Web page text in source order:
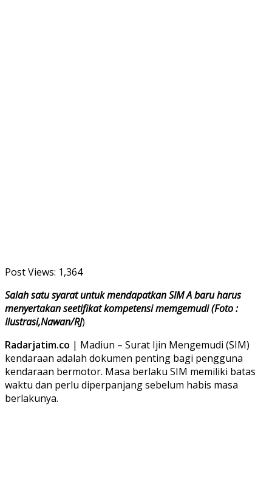
Post Views: 1,364
Salah satu syarat untuk mendapatkan SIM A baru harus
menyertakan seetifikat kompetensi memgemudi (Foto :
Ilustrasi,Nawan/RJ)
Radarjatim.co | Madiun – Surat Ijin Mengemudi (SIM)
kendaraan adalah dokumen penting bagi pengguna
kendaraan bermotor. Masa berlaku SIM memiliki batas
waktu dan perlu diperpanjang sebelum habis masa
berlakunya.